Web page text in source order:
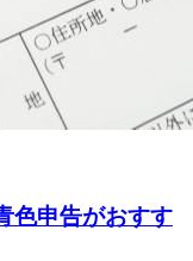
色申告がおすす